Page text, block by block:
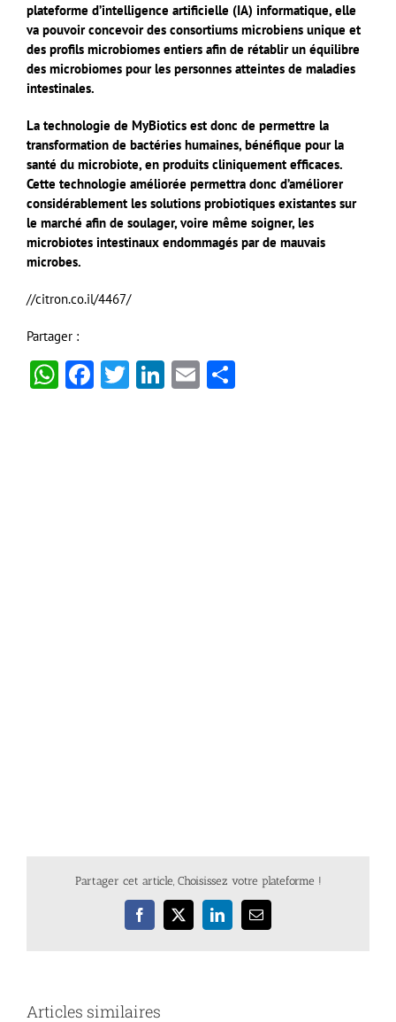
plateforme d’intelligence artificielle (IA) informatique, elle
va pouvoir concevoir des consortiums microbiens unique et
des profils microbiomes entiers afin de rétablir un équilibre
des microbiomes pour les personnes atteintes de maladies
intestinales.
La technologie de MyBiotics est donc de permettre la
transformation de bactéries humaines, bénéfique pour la
santé du microbiote, en produits cliniquement efficaces.
Cette technologie améliorée permettra donc d’améliorer
considérablement les solutions probiotiques existantes sur
le marché afin de soulager, voire même soigner, les
microbiotes intestinaux endommagés par de mauvais
microbes.
//citron.co.il/4467/
Partager :
WhatsApp
Facebook
Twitter
LinkedIn
Email
Partager cet article, Choisissez votre plateforme !
Facebook
X LinkedInEmail
Articles similaires